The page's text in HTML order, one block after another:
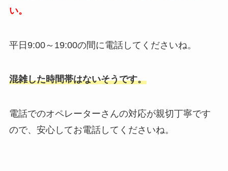
い。
平日9:00～19:00の間に電話してくださいね。
混雑した時間帯はないそうです。
電話でのオペレーターさんの対応が親切丁寧です
ので、安心してお電話してくださいね。